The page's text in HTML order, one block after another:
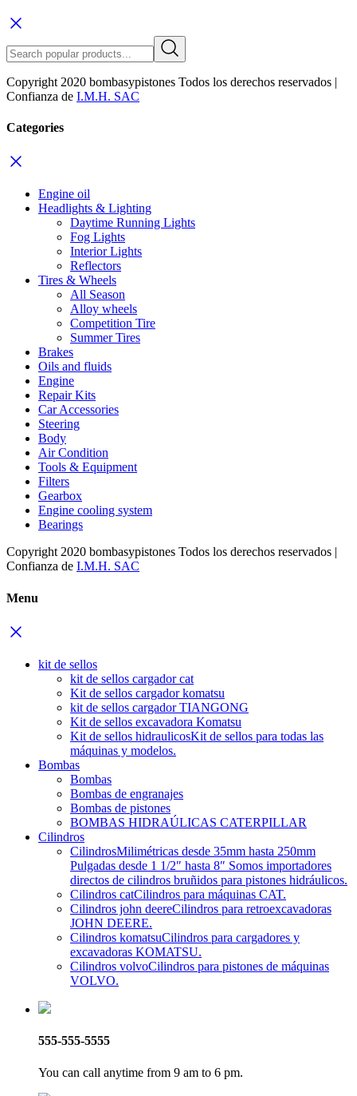
Copyright 2020 bombasypistones Todos los derechos reservados |
Confianza de I.M.H. SAC
Categories
Engine oil
Headlights & Lighting
Daytime Running Lights
Fog Lights
Interior Lights
Reflectors
Tires & Wheels
All Season
Alloy wheels
Competition Tire
Summer Tires
Brakes
Oils and fluids
Engine
Repair Kits
Car Accessories
Steering
Body
Air Condition
Tools & Equipment
Filters
Gearbox
Engine cooling system
Bearings
Copyright 2020 bombasypistones Todos los derechos reservados |
Confianza de I.M.H. SAC
Menu
kit de sellos
kit de sellos cargador cat
Kit de sellos cargador komatsu
kit de sellos cargador TIANGONG
Kit de sellos excavadora Komatsu
Kit de sellos hidraulicosKit de sellos para todas las
máquinas y modelos.
Bombas
Bombas
Bombas de engranajes
Bombas de pistones
BOMBAS HIDRAÚLICAS CATERPILLAR
Cilindros
CilindrosMilimétricas desde 35mm hasta 250mm
Pulgadas desde 1 1/2″ hasta 8″ Somos importadores
directos de cilindros bruñidos para pistones hidráulicos.
Cilindros catCilindros para máquinas CAT.
Cilindros john deereCilindros para retroexcavadoras
JOHN DEERE.
Cilindros komatsuCilindros para cargadores y
excavadoras KOMATSU.
Cilindros volvoCilindros para pistones de máquinas
VOLVO.
555-555-5555
You can call anytime from 9 am to 6 pm.